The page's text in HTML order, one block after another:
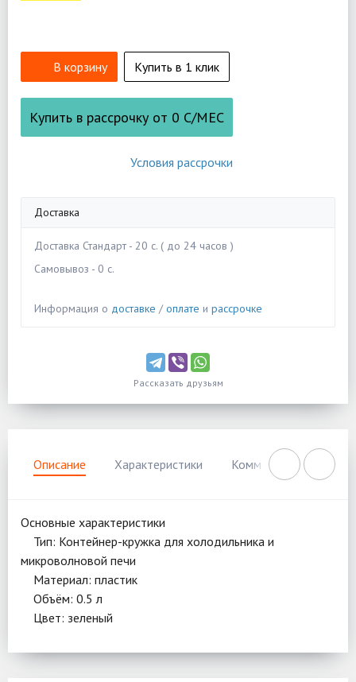
В корзину Купить в 1 клик
Купить в рассрочку от 0 С/МЕС
Условия рассрочки
Доставка
Доставка Стандарт - 20 c. ( до 24 часов )
Самовывоз - 0 c.
Информация о доставке /оплате и рассрочке
Рассказать друзьям
Описание Характеристики Комментарии
Основные характеристики
Тип: Контейнер-кружка для холодильника и
микроволновой печи
Материал: пластик
Объём: 0.5 л
Цвет: зеленый